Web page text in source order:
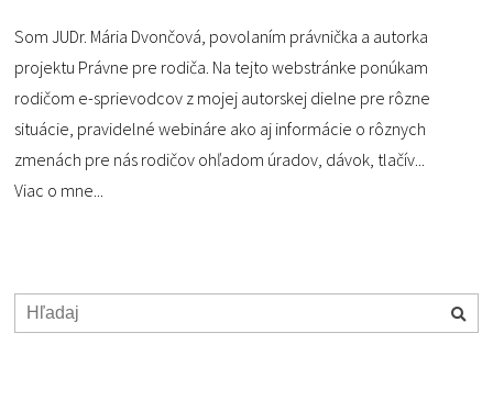
Som JUDr. Mária Dvončová, povolaním právnička a autorka
projektu Právne pre rodiča. Na tejto webstránke ponúkam
rodičom e-sprievodcov z mojej autorskej dielne pre rôzne
situácie, pravidelné webináre ako aj informácie o rôznych
zmenách pre nás rodičov ohľadom úradov, dávok, tlačív...
Viac o mne...